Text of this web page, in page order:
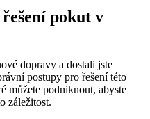
pokut v
dopravy a dostali jste
postupy pro řešení této
můžete podniknout, abyste
záležitost.